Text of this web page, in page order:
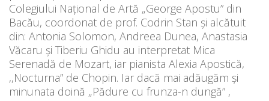
Colegiului Național de Artă „George Apostu” din
Bacău, coordonat de prof. Codrin Stan și alcătuit
din: Antonia Solomon, Andreea Dunea, Anastasia
Văcaru și Tiberiu Ghidu au interpretat Mica
Serenadă de Mozart, iar pianista Alexia Apostică,
,,Nocturna” de Chopin. Iar dacă mai adăugăm și
minunata doină „Pădure cu frunza-n dungă” ,